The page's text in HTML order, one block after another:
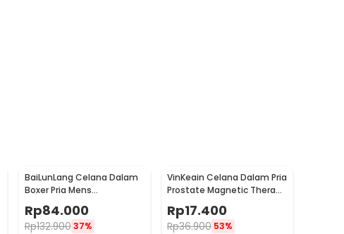
BaiLunLang Celana Dalam
Boxer Pria Mens
Underpants 4 PCS M - 0809
Rp84.000
Rp132.900 37%
VinKeain Celana Dalam Pria
Prostate Magnetic Therapy
Rp17.400
Rp36.900 53%